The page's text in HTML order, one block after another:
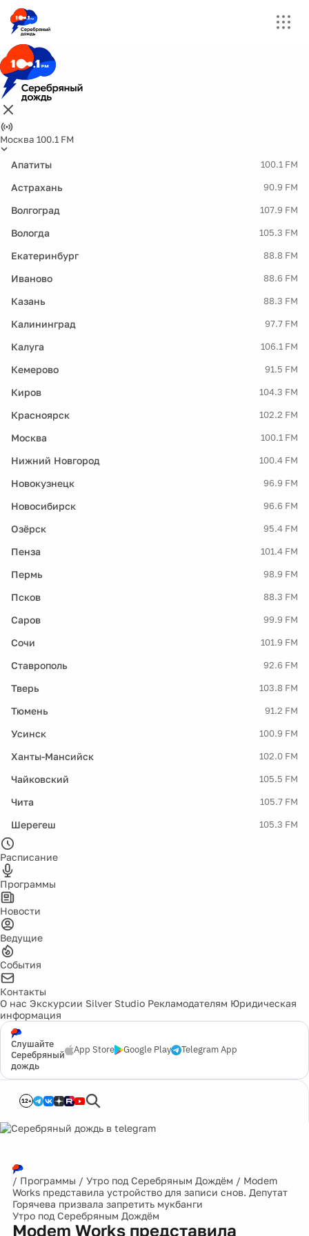
Москва 100.1 FM
Апатиты 100.1 FM
Астрахань 90.9 FM
Волгоград 107.9 FM
Вологда 105.3 FM
Екатеринбург 88.8 FM
Иваново 88.6 FM
Казань 88.3 FM
Калининград 97.7 FM
Калуга 106.1 FM
Кемерово 91.5 FM
Киров 104.3 FM
Красноярск 102.2 FM
Москва 100.1 FM
Нижний Новгород 100.4 FM
Новокузнецк 96.9 FM
Новосибирск 96.6 FM
Озёрск 95.4 FM
Пенза 101.4 FM
Пермь 98.9 FM
Псков 88.3 FM
Саров 99.9 FM
Сочи 101.9 FM
Ставрополь 92.6 FM
Тверь 103.8 FM
Тюмень 91.2 FM
Усинск 100.9 FM
Ханты-Мансийск 102.0 FM
Чайковский 105.5 FM
Чита 105.7 FM
Шерегеш 105.3 FM
Расписание
Программы
Новости
Ведущие
События
Контакты
О нас Экскурсии Silver Studio Рекламодателям Юридическая
информация
Слушайте
Серебряный
дождь
App Store Google Play Telegram App
12+
/ Программы / Утро под Серебряным Дождём / Modem
Works представила устройство для записи снов. Депутат
Горячева призвала запретить мукбанги
Утро под Серебряным Дождём
Modem Works представила